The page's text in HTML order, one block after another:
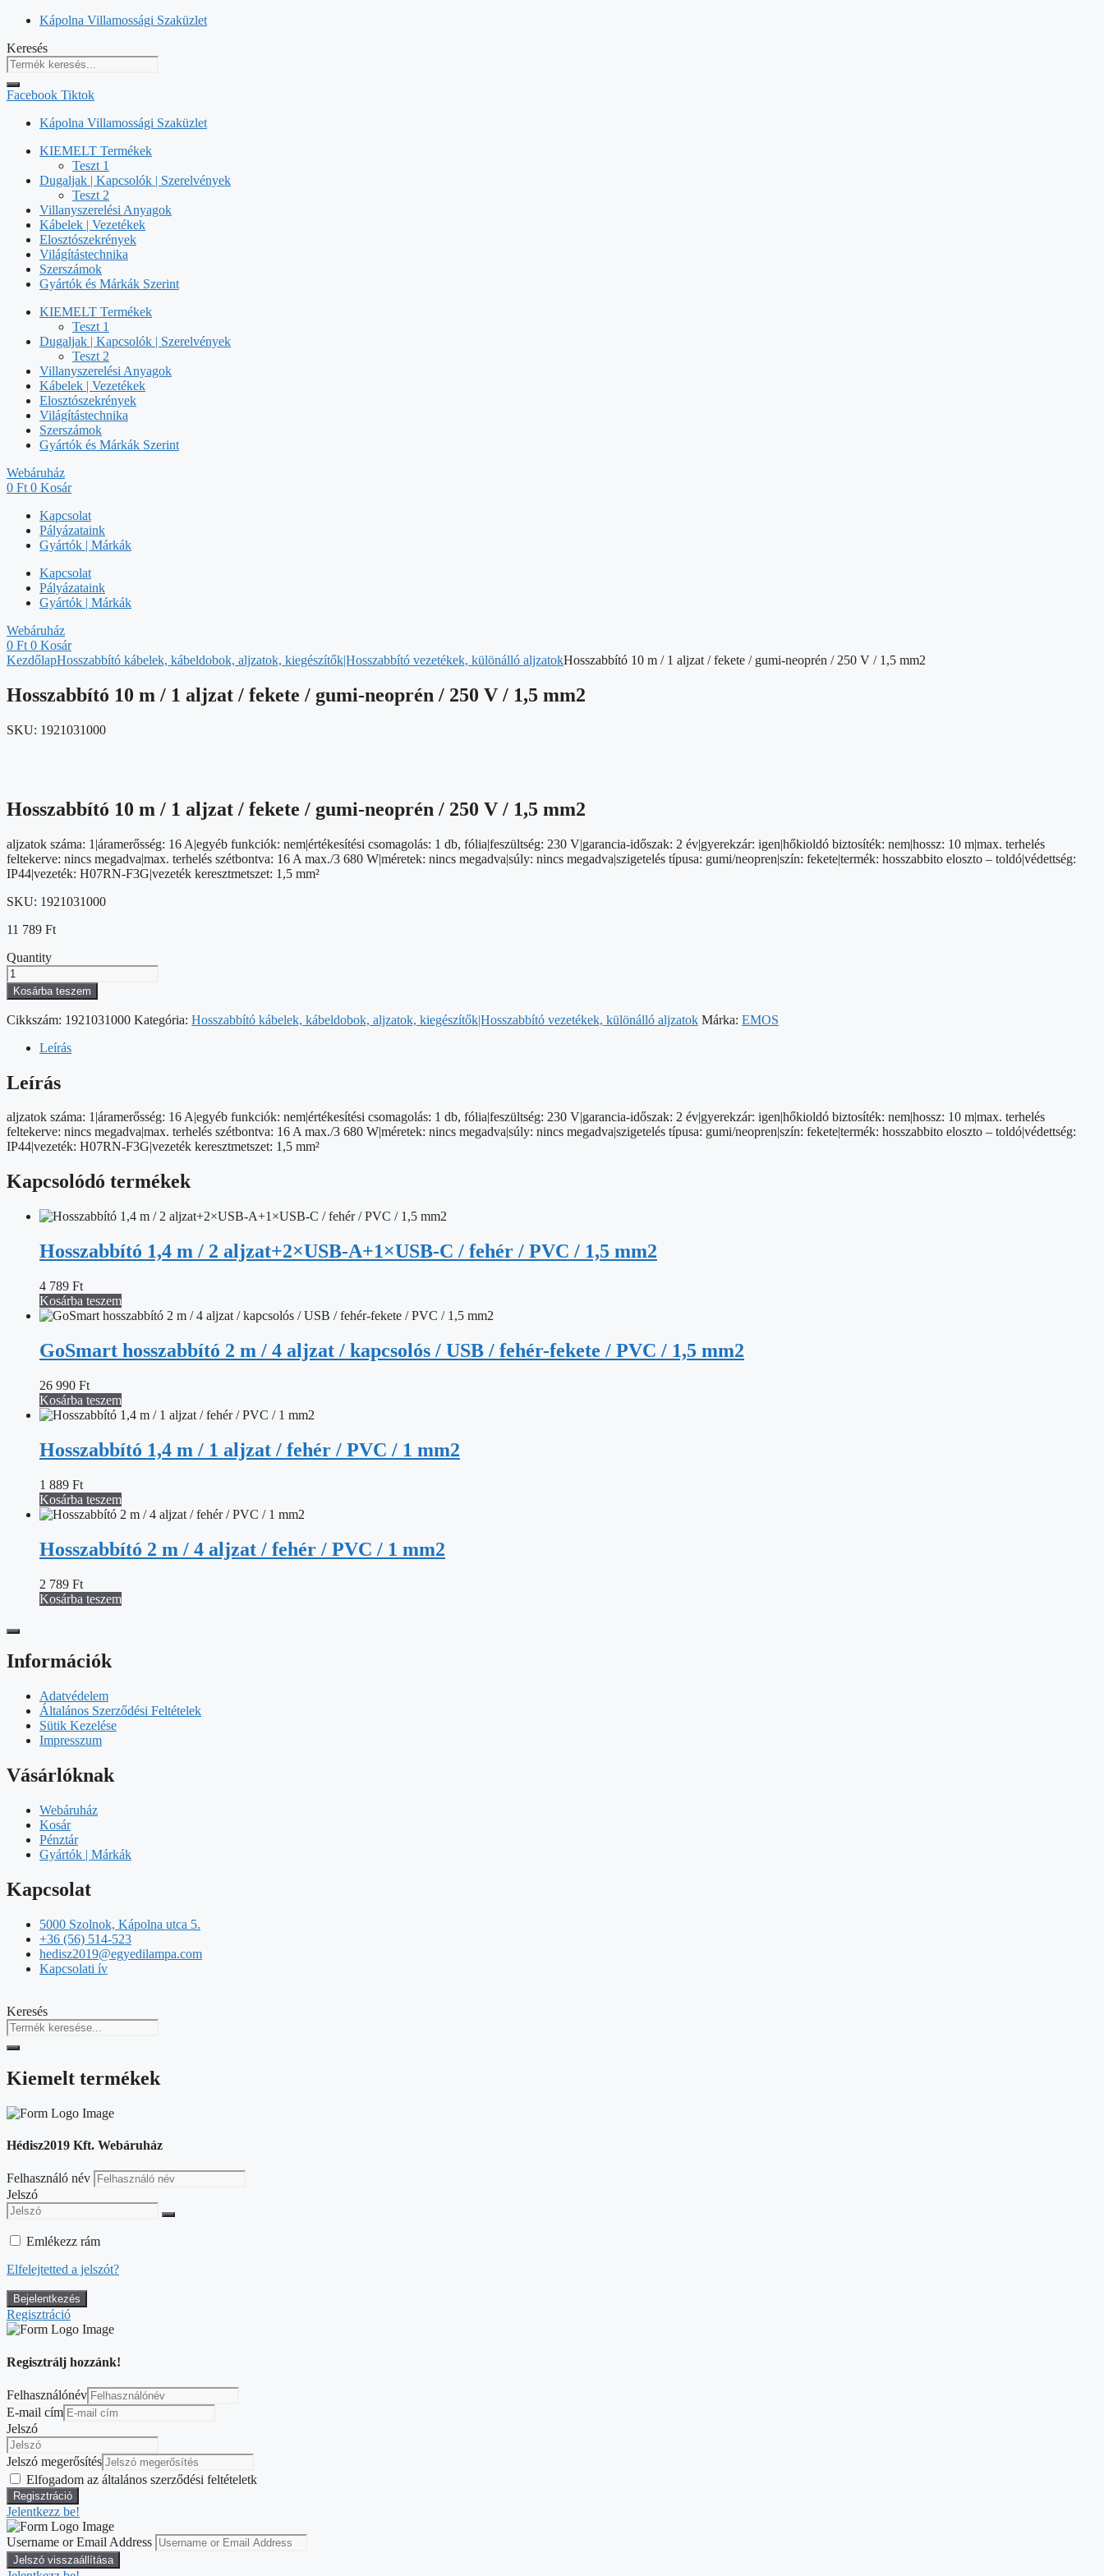
Kilépés
tartalomba
Kápolna Villamossági Szaküzlet
Keresés
Facebook Tiktok
Kápolna Villamossági Szaküzlet
KIEMELT Termékek
Teszt 1
Dugaljak | Kapcsolók | Szerelvények
Teszt 2
Villanyszerelési Anyagok
Kábelek | Vezetékek
Elosztószekrények
Világítástechnika
Szerszámok
Gyártók és Márkák Szerint
KIEMELT Termékek
Teszt 1
Dugaljak | Kapcsolók | Szerelvények
Teszt 2
Villanyszerelési Anyagok
Kábelek | Vezetékek
Elosztószekrények
Világítástechnika
Szerszámok
Gyártók és Márkák Szerint
Webáruház
0 Ft 0 Kosár
Kapcsolat
Pályázataink
Gyártók | Márkák
Kapcsolat
Pályázataink
Gyártók | Márkák
Webáruház
0 Ft 0 Kosár
KezdőlapHosszabbító kábelek, kábeldobok, aljzatok, kiegészítők|Hosszabbító vezetékek, különálló aljzatokHosszabbító 10 m / 1 aljzat / fekete / gumi-neoprén / 250 V / 1,5 mm2
Hosszabbító 10 m / 1 aljzat / fekete / gumi-neoprén / 250 V / 1,5 mm2
SKU: 1921031000
Hosszabbító 10 m / 1 aljzat / fekete / gumi-neoprén / 250 V / 1,5 mm2
aljzatok száma: 1|áramerősség: 16 A|egyéb funkciók: nem|értékesítési csomagolás: 1 db, fólia|feszültség: 230 V|garancia-időszak: 2 év|gyerekzár: igen|hőkioldó biztosíték: nem|hossz: 10 m|max. terhelés
feltekerve: nincs megadva|max. terhelés szétbontva: 16 A max./3 680 W|méretek: nincs megadva|súly: nincs megadva|szigetelés típusa: gumi/neopren|szín: fekete|termék: hosszabbito eloszto – toldó|védettség:
IP44|vezeték: H07RN-F3G|vezeték keresztmetszet: 1,5 mm²
SKU: 1921031000
11 789 Ft
Quantity
Hosszabbító
10
m
/
aljzat
fekete
/
neoprén
/
250
/
mennyiség
Kosárba teszem
Cikkszám: 1921031000 Kategória: Hosszabbító kábelek, kábeldobok, aljzatok, kiegészítők|Hosszabbító vezetékek, különálló aljzatok Márka: EMOS
Leírás
Leírás
aljzatok száma: 1|áramerősség: 16 A|egyéb funkciók: nem|értékesítési csomagolás: 1 db, fólia|feszültség: 230 V|garancia-időszak: 2 év|gyerekzár: igen|hőkioldó biztosíték: nem|hossz: 10 m|max. terhelés
feltekerve: nincs megadva|max. terhelés szétbontva: 16 A max./3 680 W|méretek: nincs megadva|súly: nincs megadva|szigetelés típusa: gumi/neopren|szín: fekete|termék: hosszabbito eloszto – toldó|védettség:
IP44|vezeték: H07RN-F3G|vezeték keresztmetszet: 1,5 mm²
Kapcsolódó termékek
Hosszabbító 1,4 m / 2 aljzat+2×USB-A+1×USB-C / fehér / PVC / 1,5 mm2
4 789 Ft
Kosárba teszem
GoSmart hosszabbító 2 m / 4 aljzat / kapcsolós / USB / fehér-fekete / PVC / 1,5 mm2
26 990 Ft
Kosárba teszem
Hosszabbító 1,4 m / 1 aljzat / fehér / PVC / 1 mm2
1 889 Ft
Kosárba teszem
Hosszabbító 2 m / 4 aljzat / fehér / PVC / 1 mm2
2 789 Ft
Kosárba teszem
Információk
Adatvédelem
Általános Szerződési Feltételek
Sütik Kezelése
Impresszum
Vásárlóknak
Webáruház
Kosár
Pénztár
Gyártók | Márkák
Kapcsolat
5000 Szolnok, Kápolna utca 5.
+36 (56) 514-523
hedisz2019@egyedilampa.com
Kapcsolati ív
Keresés
Kiemelt termékek
Hédisz2019 Kft. Webáruház
Felhasználó név
Jelszó
Emlékezz rám
Elfelejtetted a jelszót?
Regisztráció
Regisztrálj hozzánk!
Felhasználónév
E-mail cím
Jelszó
Jelszó megerősítés
Elfogadom az általános szerződési feltételetk
Jelentkezz be!
Username or Email Address